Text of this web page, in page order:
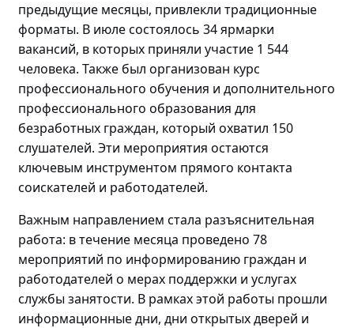
предыдущие месяцы, привлекли традиционные
форматы. В июле состоялось 34 ярмарки
вакансий, в которых приняли участие 1 544
человека. Также был организован курс
профессионального обучения и дополнительного
профессионального образования для
безработных граждан, который охватил 150
слушателей. Эти мероприятия остаются
ключевым инструментом прямого контакта
соискателей и работодателей.
Важным направлением стала разъяснительная
работа: в течение месяца проведено 78
мероприятий по информированию граждан и
работодателей о мерах поддержки и услугах
службы занятости. В рамках этой работы прошли
информационные дни, дни открытых дверей и